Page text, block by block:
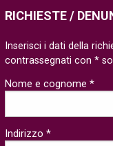
RICHIESTE /
Inserisci i dati della
contrassegnati con *
Nome e cognome *
Indirizzo *